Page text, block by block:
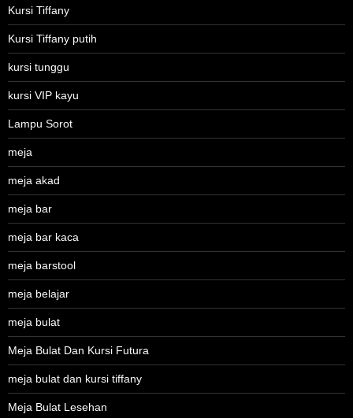
Kursi Tiffany
Kursi Tiffany putih
kursi tunggu
kursi VIP kayu
Lampu Sorot
meja
meja akad
meja bar
meja bar kaca
meja barstool
meja belajar
meja bulat
Meja Bulat Dan Kursi Futura
meja bulat dan kursi tiffany
Meja Bulat Lesehan